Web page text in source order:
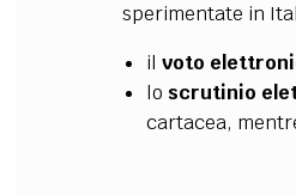
sperimentate in
il voto
lo scrutinio
cartacea,